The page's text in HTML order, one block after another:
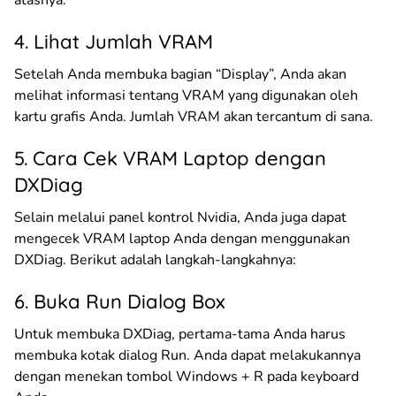
4. Lihat Jumlah VRAM
Setelah Anda membuka bagian “Display”, Anda akan
melihat informasi tentang VRAM yang digunakan oleh
kartu grafis Anda. Jumlah VRAM akan tercantum di sana.
5. Cara Cek VRAM Laptop dengan
DXDiag
Selain melalui panel kontrol Nvidia, Anda juga dapat
mengecek VRAM laptop Anda dengan menggunakan
DXDiag. Berikut adalah langkah-langkahnya:
6. Buka Run Dialog Box
Untuk membuka DXDiag, pertama-tama Anda harus
membuka kotak dialog Run. Anda dapat melakukannya
dengan menekan tombol Windows + R pada keyboard